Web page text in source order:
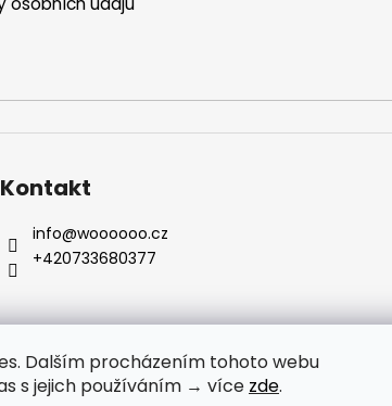
Dalším procházením tohoto webu
s jejich používáním → více zde.
Kontakt
info@woooooo.cz
+420733680377